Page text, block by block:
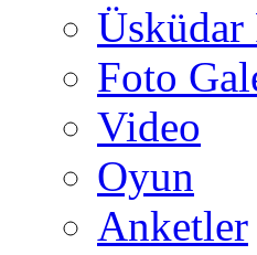
Üsküdar
Foto
Video
Oyun
Anketler